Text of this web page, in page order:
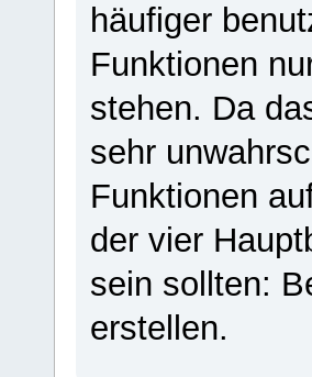
häufiger
Funktionen
stehen. Da
sehr
Funktionen
der vier
sein sollten:
erstellen.